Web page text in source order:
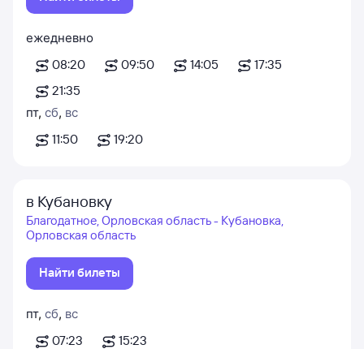
ежедневно
08:20
09:50 14:05
17:35
21:35
пт, сб, вс
11:50
19:20
в Кубановку
Благодатное, Орловская область - Кубановка,
Орловская область
Найти билеты
пт, сб, вс
07:23
15:23